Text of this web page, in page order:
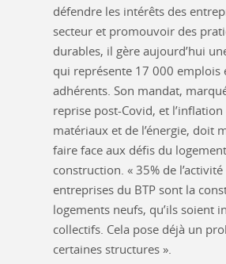
défendre les intérêts des
secteur et promouvoir des
durables, il gère aujourd’hui
qui représente 17 000 emplois
adhérents. Son mandat,
reprise post-Covid, et
matériaux et de l’énergie, doit
faire face aux défis du
construction. « 35% de l’activité
entreprises du BTP sont la
logements neufs, qu’ils soient
collectifs. Cela pose déjà un
certaines structures ».